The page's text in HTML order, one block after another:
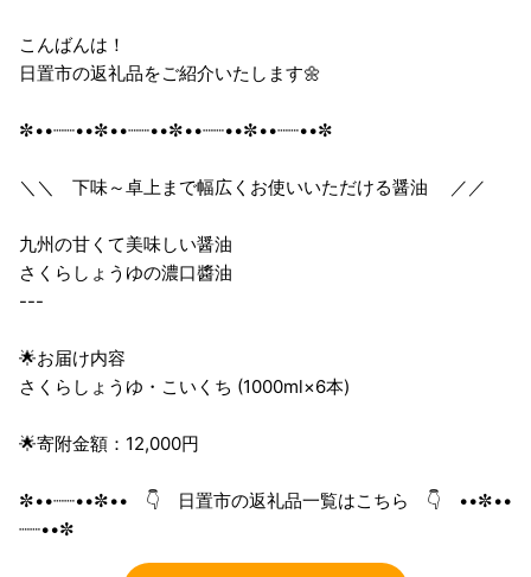
こんばんは！
日置市の返礼品をご紹介いたします🌼
✼••┈┈••✼••┈┈••✼••┈┈••✼••┈┈••✼
＼＼ 下味～卓上まで幅広くお使いいただける醤油 ／／
九州の甘くて美味しい醤油
さくらしょうゆの濃口醬油
---
🌟お届け内容
さくらしょうゆ・こいくち (1000ml×6本)
🌟寄附金額：12,000円
✼••┈┈••✼•• 👇 日置市の返礼品一覧はこちら 👇 ••✼••
┈┈••✼